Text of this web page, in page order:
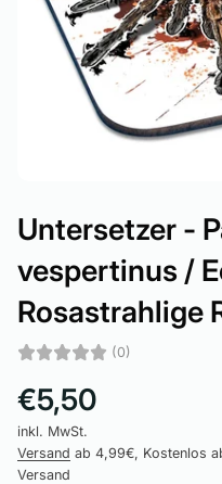
Untersetzer -
vespertinus /
Rosastrahlige
(0)
€5,50
inkl. MwSt.
Versand ab 4,99€, Kostenlos
Versand